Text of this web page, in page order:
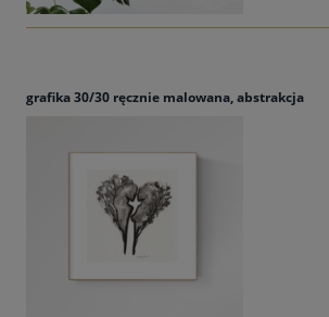
grafika 30/30 ręcznie malowana, abstrakcja